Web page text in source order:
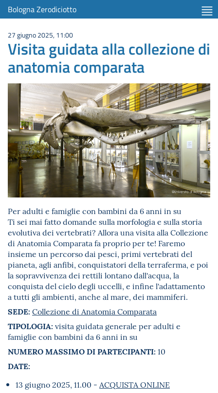
Bologna Zerodiciotto
27 giugno 2025, 11:00
Visita guidata alla collezione di
anatomia comparata
Per adulti e famiglie con bambini da 6 anni in su
Ti sei mai fatto domande sulla morfologia e sulla storia
evolutiva dei vertebrati? Allora una visita alla Collezione
di Anatomia Comparata fa proprio per te! Faremo
insieme un percorso dai pesci, primi vertebrati del
pianeta, agli anfibi, conquistatori della terraferma, e poi
la sopravvivenza dei rettili lontano dall'acqua, la
conquista del cielo degli uccelli, e infine l'adattamento
a tutti gli ambienti, anche al mare, dei mammiferi.
SEDE: Collezione di Anatomia Comparata
TIPOLOGIA: visita guidata generale per adulti e
famiglie con bambini da 6 anni in su
NUMERO MASSIMO DI PARTECIPANTI: 10
DATE:
13 giugno 2025, 11.00 - ACQUISTA ONLINE